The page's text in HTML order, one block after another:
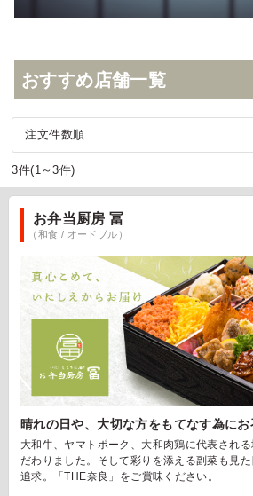
おすすめ店舗一覧
3件(1～3件)
お弁当厨房 冨
（和食 / オードブル）
晴れの日や、大切な方をもてなす為に
大和牛、ヤマトポーク、大和肉鶏に代表され
だわりました。そして彩りを添える副菜も見
追求。「THE奈良」をご賞味ください。